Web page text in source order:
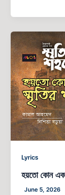
Lyrics
হয়তো কোন এক
June 5, 2026
হয়তো
কোন
এক
স্মৃতির
শহরে–
কামাল
আহমেদ
ও
নিশিতা
বড়ুয়া